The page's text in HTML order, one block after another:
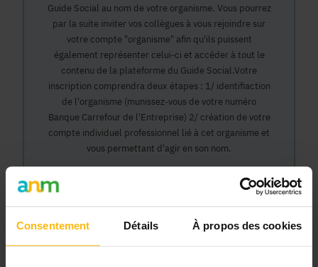
Consentement Détails À propos des cookies
Guide Social au nom de votre organisme. Vous pourrez
par la suite inviter vos collègues à vous rejoindre sur
votre compte "organisme" afin qu'ils puissent
également représenter celui-ci et accéder à tout le
contenu de la plateforme du Guide Social.Votre
inscription comprendra deux étapes : 1/ identifiaction
de l'organisme (munissez-vous de votre numéro
Banque Carrefour de l'Entreprise) 2/ création de votre
compte individuel professionnel lié à cet organisme et
vous permettant d'agir en son nom.